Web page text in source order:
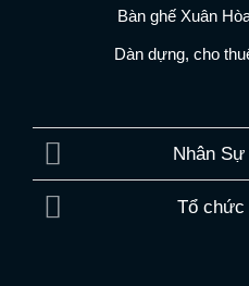
Bàn ghế Xuân
Dàn dựng, cho
Nhân
Tổ